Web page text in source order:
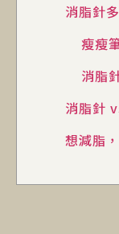
消脂針
瘦瘦
消脂
消脂針
想減脂